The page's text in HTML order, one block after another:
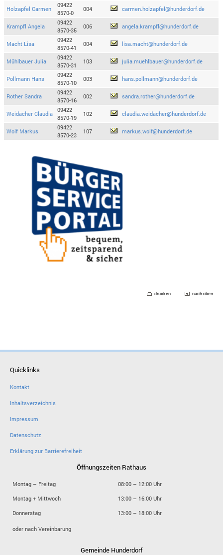
Holzapfel Carmen
09422
8570-0
004 carmen.holzapfel@hunderdorf.de
Krampfl Angela
09422
8570-35
006 angela.krampfl@hunderdorf.de
Macht Lisa
09422
8570-41
004 lisa.macht@hunderdorf.de
Mühlbauer Julia
09422
8570-31
103 julia.muehlbauer@hunderdorf.de
Pollmann Hans
09422
8570-10
003 hans.pollmann@hunderdorf.de
Rother Sandra
09422
8570-16
002 sandra.rother@hunderdorf.de
Weidacher Claudia
09422
8570-19
102 claudia.weidacher@hunderdorf.de
Wolf Markus
09422
8570-23
107 markus.wolf@hunderdorf.de
drucken nach oben
Quicklinks
Kontakt
Inhaltsverzeichnis
Impressum
Datenschutz
Erklärung zur Barrierefreiheit
Öffnungszeiten Rathaus
Montag – Freitag
08:00 – 12:00 Uhr
Montag + Mittwoch
13:00 – 16:00 Uhr
Donnerstag
13:00 – 18:00 Uhr
oder nach Vereinbarung
Gemeinde Hunderdorf